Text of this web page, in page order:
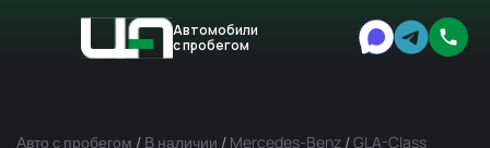
Автомобили
с пробегом
Авто с пробегом / В наличии / Mercedes-Benz /GLA-Class